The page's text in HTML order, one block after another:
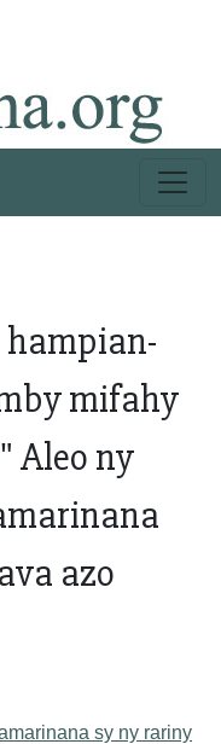
hampian-
mifahy
Aleo ny
azo
sy ny rariny